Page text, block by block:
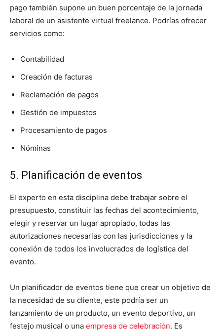
pago también supone un buen porcentaje de la jornada
laboral de un asistente virtual freelance. Podrías ofrecer
servicios como:
Contabilidad
Creación de facturas
Reclamación de pagos
Gestión de impuestos
Procesamiento de pagos
Nóminas
5. Planificación de eventos
El experto en esta disciplina debe trabajar sobre el
presupuesto, constituir las fechas del acontecimiento,
elegir y reservar un lugar apropiado, todas las
autorizaciones necesarias con las jurisdicciones y la
conexión de todos los involucrados de logística del
evento.
Un planificador de eventos tiene que crear un objetivo de
la necesidad de su cliente, este podría ser un
lanzamiento de un producto, un evento deportivo, un
festejo musical o una empresa de celebración. Es